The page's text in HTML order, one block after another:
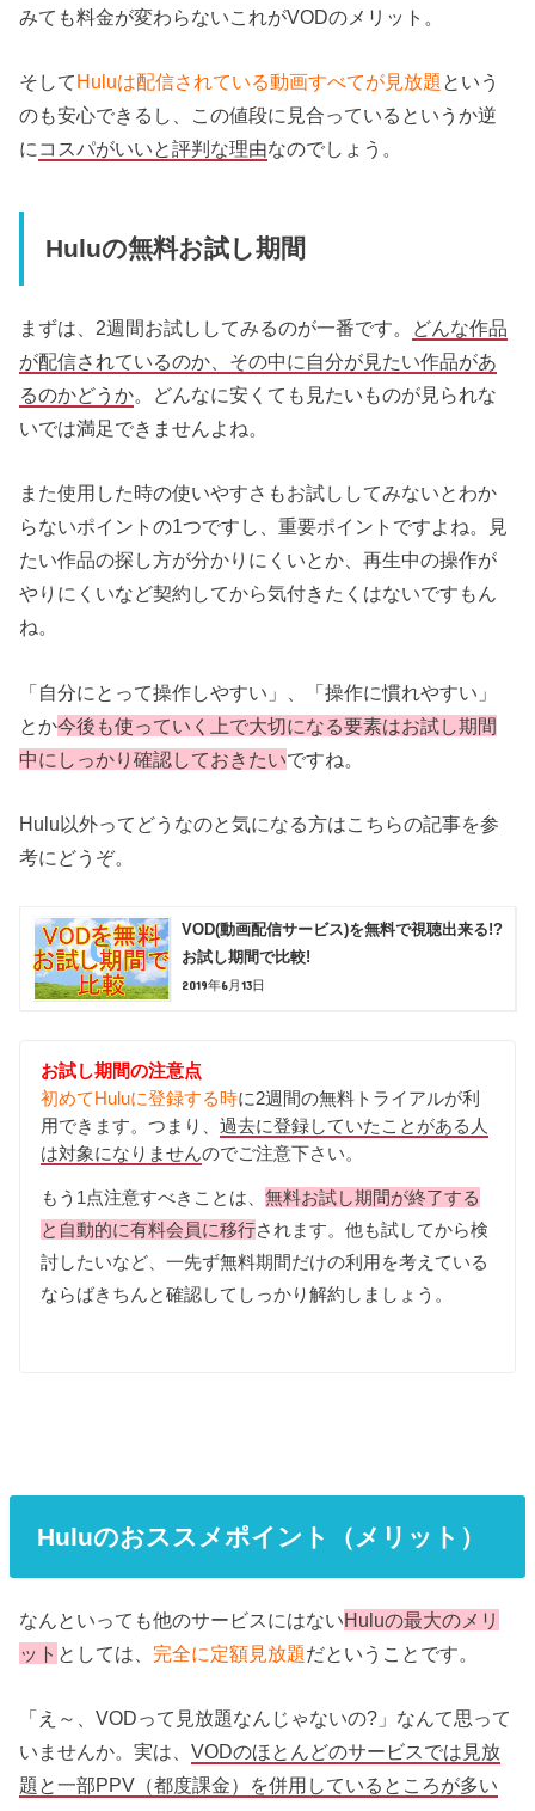
みても料金が変わらないこれがVODのメリット。
そしてHuluは配信されている動画すべてが見放題 という
のも安心できるし、この値段に見合っているというか逆
に コスパがいいと評判な理由なのでしょう。
Huluの無料お試し期間
まずは、2週間お試ししてみるのが一番です。 どんな作品
が配信されているのか、その中に自分が見たい作品があ
るのかどうか。どんなに安くても見たいものが見られな
いでは満足できませんよね。
また使用した時の使いやすさもお試ししてみないとわか
らないポイントの1つですし、重要ポイントですよね。見
たい作品の探し方が分かりにくいとか、再生中の操作が
やりにくいなど契約してから気付きたくはないですもん
ね。
「自分にとって操作しやすい」、「操作に慣れやすい」
とか今後も使っていく上で大切になる要素はお試し期間
中にしっかり確認しておきたいですね。
Hulu以外ってどうなのと気になる方はこちらの記事を参
考にどうぞ。
VOD(動画配信サービス)を無料で視聴出来る!?
お試し期間で比較!
2019年6月13日
お試し期間の注意点
初めてHuluに登録する時に2週間の無料トライアルが利
用できます。つまり、過去に登録していたことがある人
は対象になりませんのでご注意下さい。
もう1点注意すべきことは、無料お試し期間が終了する
と自動的に有料会員に移行されます。他も試してから検
討したいなど、一先ず無料期間だけの利用を考えている
ならばきちんと確認してしっかり解約しましょう。
Huluのおススメポイント（メリット）
なんといっても他のサービスにはないHuluの最大のメリ
ット としては、 完全に定額見放題だということです。
「え～、VODって見放題なんじゃないの?」なんて思って
いませんか。実は、VODのほとんどのサービスでは見放
題と一部PPV（都度課金）を併用しているところが多い